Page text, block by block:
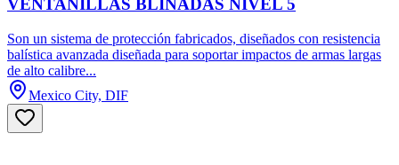
VENTANILLAS BLINADAS NIVEL 5
Son un sistema de protección fabricados, diseñados con resistencia
balística avanzada diseñada para soportar impactos de armas largas
de alto calibre...
Mexico City, DIF